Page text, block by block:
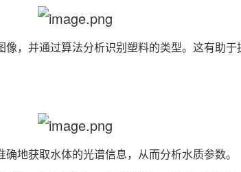
，并通过算法分析识别塑料的类型。这有助
地获取水体的光谱信息，从而分析水质参数。